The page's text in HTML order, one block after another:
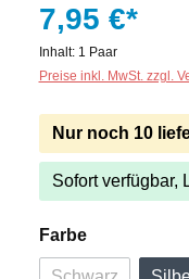
7,95 €*
Inhalt: 1 Paar
Preise inkl. MwSt. zzgl.
Nur noch 10
Sofort verfügbar,
Farbeauswählen